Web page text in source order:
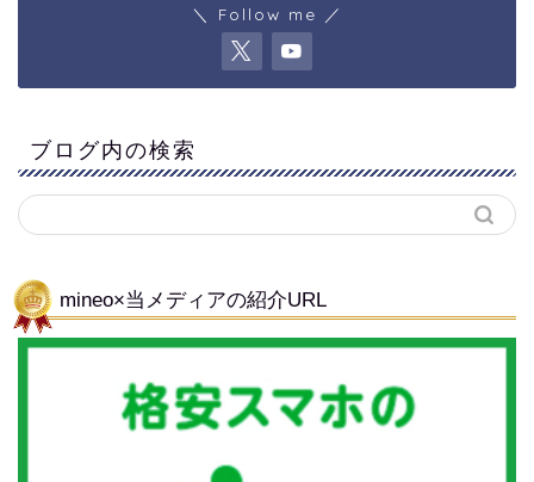
＼ Follow me ／
ブログ内の検索
mineo×当メディアの紹介URL